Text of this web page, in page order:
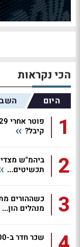
הכי נקראות
היום
1
קיבל?
2
ביהמ"ש
תכשיטים...
3
כשההורים
מנהלים הון...
שכר חדר ב-200 דולר - וזכה במחצית מדירת המנוחה